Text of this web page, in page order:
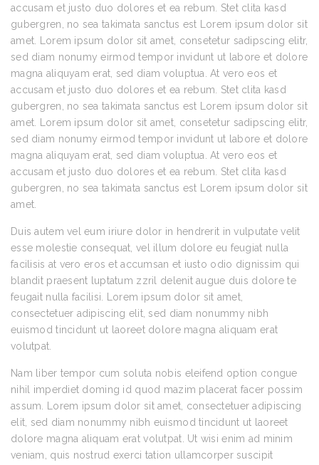
accusam et justo duo dolores et ea rebum. Stet clita kasd
gubergren, no sea takimata sanctus est Lorem ipsum dolor sit
amet. Lorem ipsum dolor sit amet, consetetur sadipscing elitr,
sed diam nonumy eirmod tempor invidunt ut labore et dolore
magna aliquyam erat, sed diam voluptua. At vero eos et
accusam et justo duo dolores et ea rebum. Stet clita kasd
gubergren, no sea takimata sanctus est Lorem ipsum dolor sit
amet. Lorem ipsum dolor sit amet, consetetur sadipscing elitr,
sed diam nonumy eirmod tempor invidunt ut labore et dolore
magna aliquyam erat, sed diam voluptua. At vero eos et
accusam et justo duo dolores et ea rebum. Stet clita kasd
gubergren, no sea takimata sanctus est Lorem ipsum dolor sit
amet.
Duis autem vel eum iriure dolor in hendrerit in vulputate velit
esse molestie consequat, vel illum dolore eu feugiat nulla
facilisis at vero eros et accumsan et iusto odio dignissim qui
blandit praesent luptatum zzril delenit augue duis dolore te
feugait nulla facilisi. Lorem ipsum dolor sit amet,
consectetuer adipiscing elit, sed diam nonummy nibh
euismod tincidunt ut laoreet dolore magna aliquam erat
volutpat.
Nam liber tempor cum soluta nobis eleifend option congue
nihil imperdiet doming id quod mazim placerat facer possim
assum. Lorem ipsum dolor sit amet, consectetuer adipiscing
elit, sed diam nonummy nibh euismod tincidunt ut laoreet
dolore magna aliquam erat volutpat. Ut wisi enim ad minim
veniam, quis nostrud exerci tation ullamcorper suscipit